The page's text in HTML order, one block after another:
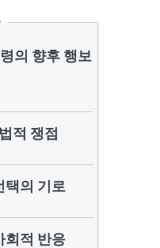
의 향후 행보
적 쟁점
택의 기로
회적 반응